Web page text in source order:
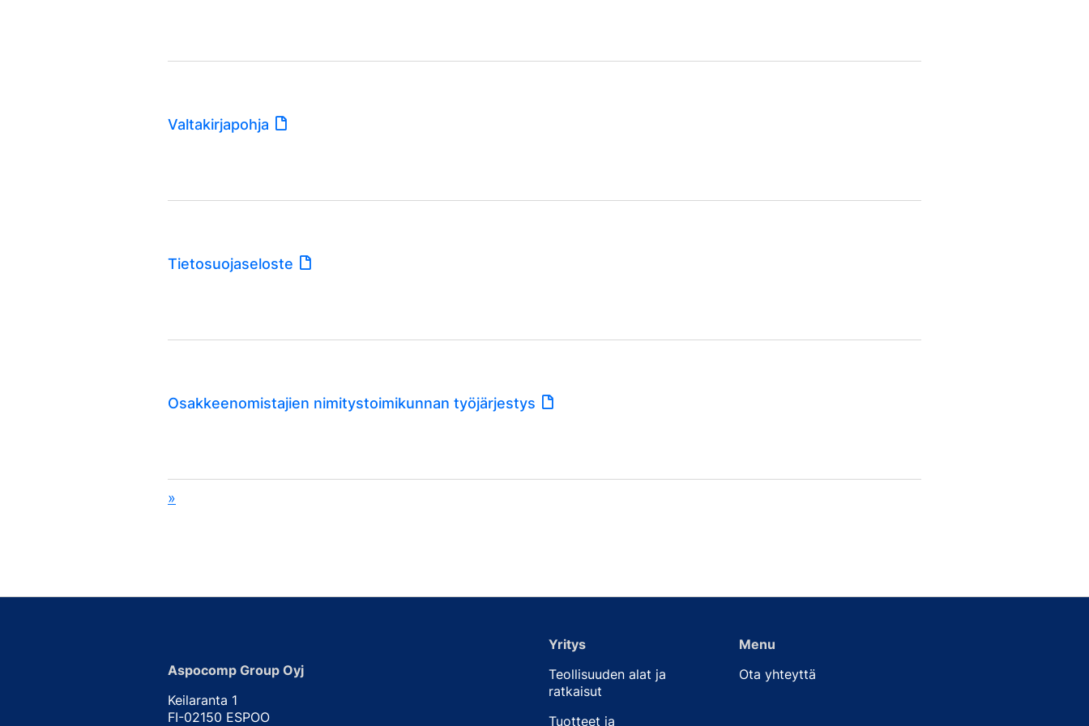
Valtakirjapohja
Tietosuojaseloste
Osakkeenomistajien nimitystoimikunnan työjärjestys
»
Aspocomp Group Oyj
Keilaranta 1
FI-02150 ESPOO
Yritys
Teollisuuden alat ja
ratkaisut
Tuotteet ja
Menu
Ota yhteyttä